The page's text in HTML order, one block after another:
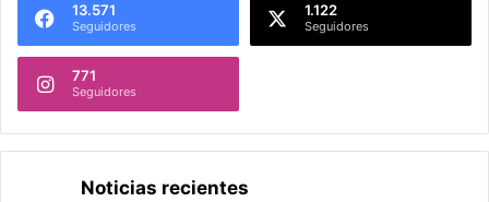
13.571
Seguidores
1.122
Seguidores
771
Seguidores
Noticias recientes